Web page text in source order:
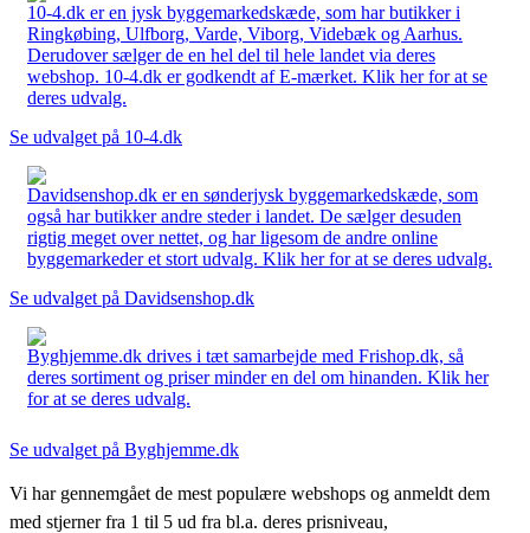
10-4.dk er en jysk byggemarkedskæde, som har butikker i
Ringkøbing, Ulfborg, Varde, Viborg, Videbæk og Aarhus.
Derudover sælger de en hel del til hele landet via deres
webshop. 10-4.dk er godkendt af E-mærket. Klik her for at se
deres udvalg.
Se udvalget på 10-4.dk
Davidsenshop.dk er en sønderjysk byggemarkedskæde, som
også har butikker andre steder i landet. De sælger desuden
rigtig meget over nettet, og har ligesom de andre online
byggemarkeder et stort udvalg. Klik her for at se deres udvalg.
Se udvalget på Davidsenshop.dk
Byghjemme.dk drives i tæt samarbejde med Frishop.dk, så
deres sortiment og priser minder en del om hinanden. Klik her
for at se deres udvalg.
Se udvalget på Byghjemme.dk
Vi har gennemgået de mest populære webshops og anmeldt dem
med stjerner fra 1 til 5 ud fra bl.a. deres prisniveau,